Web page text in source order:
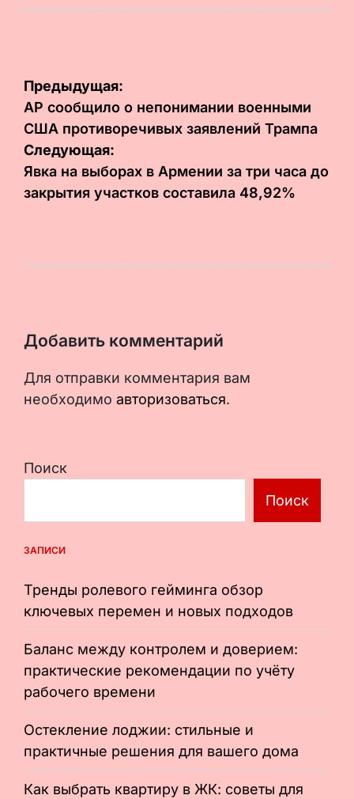
Навигация
по
записям
Предыдущая:
AP сообщило о непонимании военными
США противоречивых заявлений Трампа
Следующая:
Явка на выборах в Армении за три часа до
закрытия участков составила 48,92%
Добавить комментарий
Для отправки комментария вам
необходимо авторизоваться.
Поиск
Поиск
ЗАПИСИ
Тренды ролевого гейминга обзор
ключевых перемен и новых подходов
Баланс между контролем и доверием:
практические рекомендации по учёту
рабочего времени
Остекление лоджии: стильные и
практичные решения для вашего дома
Как выбрать квартиру в ЖК: советы для